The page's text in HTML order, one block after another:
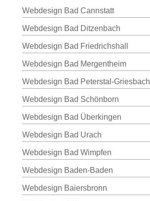
Webdesign Bad Cannstatt
Webdesign Bad Ditzenbach
Webdesign Bad Friedrichshall
Webdesign Bad Mergentheim
Webdesign Bad Peterstal-Griesbach
Webdesign Bad Schönborn
Webdesign Bad Überkingen
Webdesign Bad Urach
Webdesign Bad Wimpfen
Webdesign Baden-Baden
Webdesign Baiersbronn